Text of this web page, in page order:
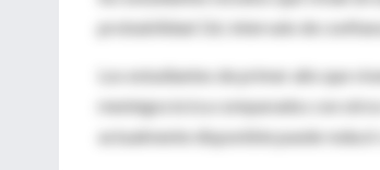
probabilidad 3.6; intervalo de
Los estudiantes de primer año que
meningocócica comparados con
actualmente disponible puede